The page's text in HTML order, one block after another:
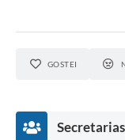
GOSTEI